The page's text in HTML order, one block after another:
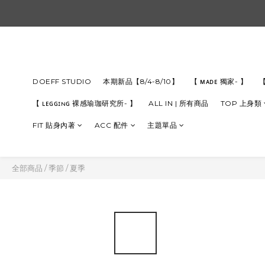
DOEFF STUDIO 本期新品【8/4-8/10】 【 ᴍᴀᴅᴇ 獨家- 】
【 ʟᴇɢɢɪɴɢ 裸感瑜珈研究所- 】 ALL IN | 所有商品 TOP 上身類
FIT 貼身內著 ACC 配件 主題單品
全部商品 /季節 /夏季